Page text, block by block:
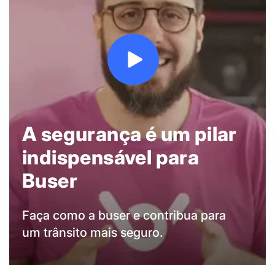
A segurança é um pilar
indispensável para
Buser
Faça como a buser e contribua para
um trânsito mais seguro.